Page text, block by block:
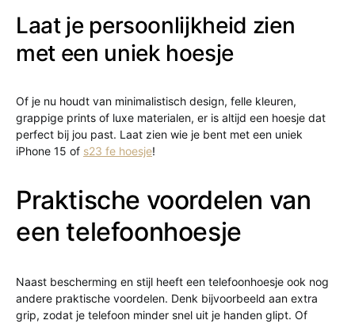
Laat je persoonlijkheid zien
met een uniek hoesje
Of je nu houdt van minimalistisch design, felle kleuren,
grappige prints of luxe materialen, er is altijd een hoesje dat
perfect bij jou past. Laat zien wie je bent met een uniek
iPhone 15 of s23 fe hoesje!
Praktische voordelen van
een telefoonhoesje
Naast bescherming en stijl heeft een telefoonhoesje ook nog
andere praktische voordelen. Denk bijvoorbeeld aan extra
grip, zodat je telefoon minder snel uit je handen glipt. Of